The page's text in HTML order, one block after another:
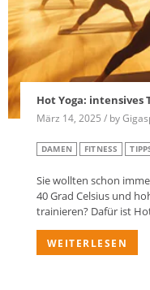
Hot Yoga:
März 14, 2025 / by
DAMEN FITNESS
Sie wollten schon
40 Grad Celsius und
trainieren? Dafür ist
WEITERLESEN